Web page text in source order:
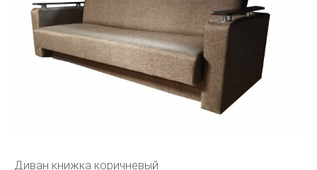
Диван книжка коричневый